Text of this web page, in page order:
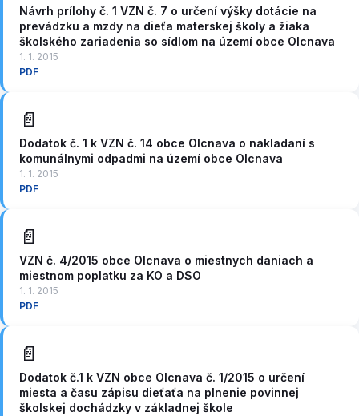
Návrh prílohy č. 1 VZN č. 7 o určení výšky dotácie na
prevádzku a mzdy na dieťa materskej školy a žiaka
školského zariadenia so sídlom na území obce Olcnava
1. 1. 2015
PDF
📄
Dodatok č. 1 k VZN č. 14 obce Olcnava o nakladaní s
komunálnymi odpadmi na území obce Olcnava
1. 1. 2015
PDF
📄
VZN č. 4/2015 obce Olcnava o miestnych daniach a
miestnom poplatku za KO a DSO
1. 1. 2015
PDF
📄
Dodatok č.1 k VZN obce Olcnava č. 1/2015 o určení
miesta a času zápisu dieťaťa na plnenie povinnej
školskej dochádzky v základnej škole